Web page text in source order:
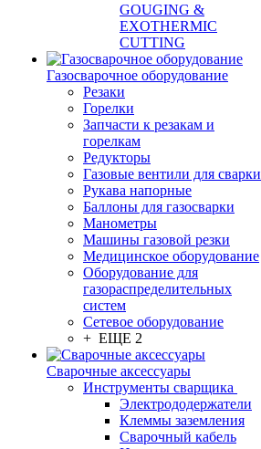
GOUGING &
EXOTHERMIC
CUTTING
Газосварочное оборудование
Резаки
Горелки
Запчасти к резакам и
горелкам
Редукторы
Газовые вентили для сварки
Рукава напорные
Баллоны для газосварки
Манометры
Машины газовой резки
Медицинское оборудование
Оборудование для
газораспределительных
систем
Сетевое оборудование
+ ЕЩЕ 2
Сварочные аксессуары
Инструменты сварщика
Электрододержатели
Клеммы заземления
Сварочный кабель